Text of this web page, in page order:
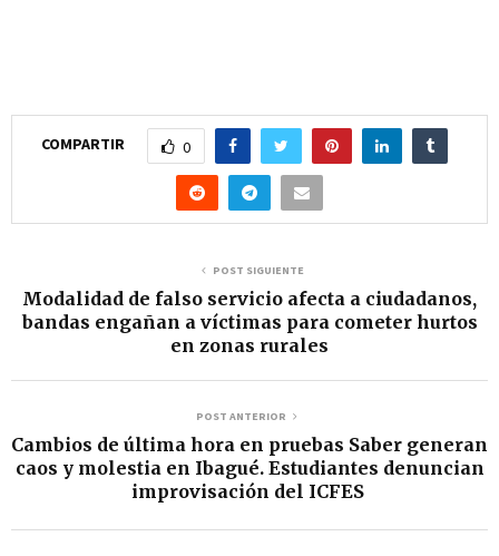
COMPARTIR 0
POST SIGUIENTE
Modalidad de falso servicio afecta a ciudadanos,
bandas engañan a víctimas para cometer hurtos
en zonas rurales
POST ANTERIOR
Cambios de última hora en pruebas Saber generan
caos y molestia en Ibagué. Estudiantes denuncian
improvisación del ICFES